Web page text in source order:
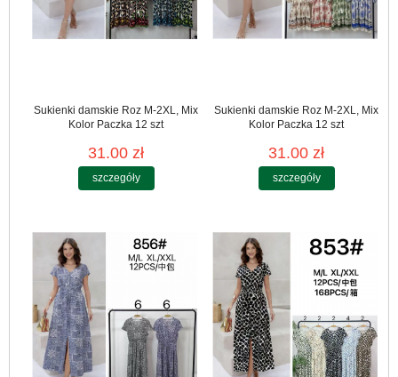
Sukienki damskie Roz M-2XL, Mix
Kolor Paczka 12 szt
31.00 zł
szczegóły
Sukienki damskie Roz M-2XL, Mix
Kolor Paczka 12 szt
31.00 zł
szczegóły